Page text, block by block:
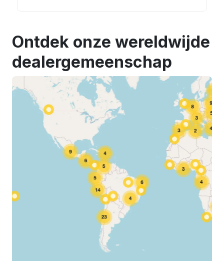
Ontdek onze wereldwijde
dealergemeenschap